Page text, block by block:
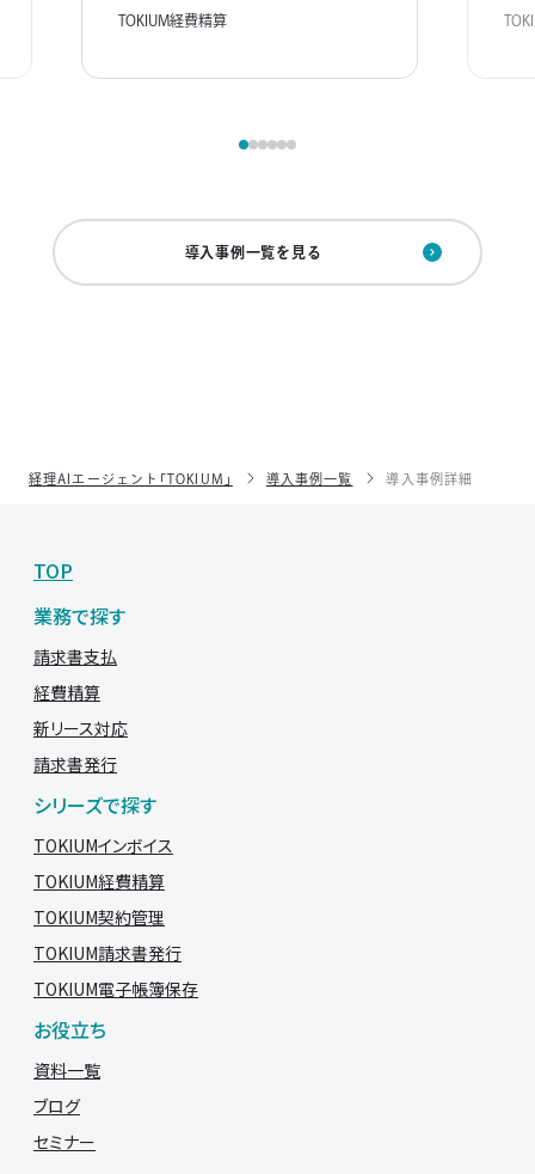
TOKIUM経費精算
導入事例一覧を見る
経理AIエージェント「TOKIUM」 導入事例一覧 導入事例詳細
TOP
業務で探す
請求書支払
経費精算
新リース対応
請求書発行
シリーズで探す
TOKIUMインボイス
TOKIUM経費精算
TOKIUM契約管理
TOKIUM請求書発行
TOKIUM電子帳簿保存
お役立ち
資料一覧
ブログ
セミナー